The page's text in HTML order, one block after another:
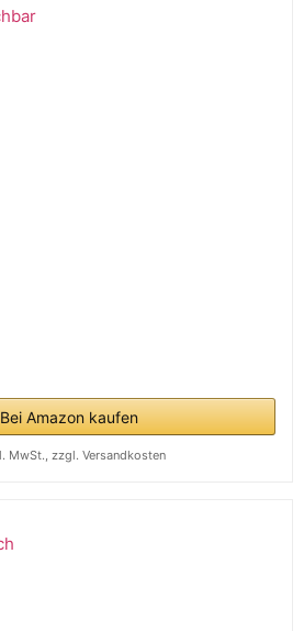
möchten
Bei Amazon kaufen
MwSt., zzgl. Versandkosten